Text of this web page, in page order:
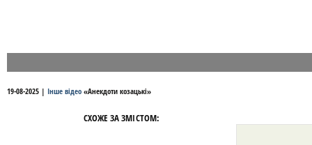
19-08-2025 | Інше відео «Анекдоти козацькі»
СХОЖЕ ЗА ЗМІСТОМ: